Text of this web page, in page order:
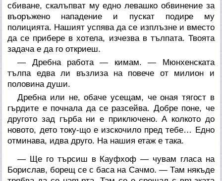
сбиване, скалъпват му едно левашко обвинение за
въоръжено нападение и пускат подире му
полицията. Нашият успява да се изплъзне и вместо
да се прибере в хотела, изчезва в тълпата. Твоята
задача е да го откриеш.
— Дребна работа — кимам. — Мюнхенската
тълпа едва ли възлиза на повече от милион и
половина души.
Дребна или не, обаче усещам, че оная тягост в
гърдите е почнала да се разсейва. Добре поне, че
другото зад гърба ни е приключено. А колкото до
новото, дето току-що е изскочило пред тебе… Едно
отминава, идва друго. На нашия етаж е така.
— Ще го търсиш в Кауфхоф — чувам гласа на
Борислав, борещ се с баса на Сачмо. — Там някъде